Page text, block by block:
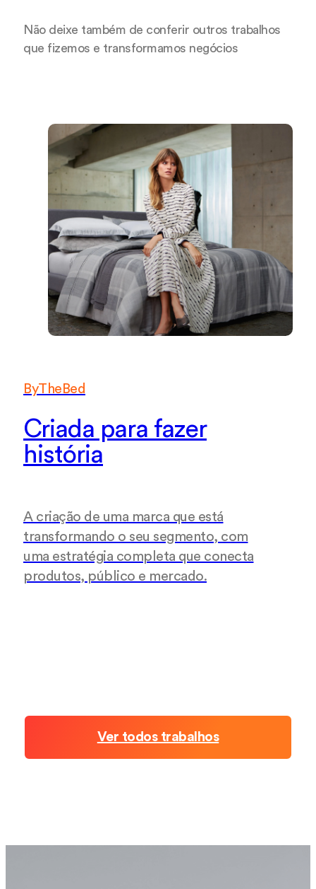
Não deixe também de conferir outros trabalhos
que fizemos e transformamos negócios
Ver todos trabalhos
ByTheBed
Criada para fazer
história
A criação de uma marca que está
transformando o seu segmento, com
uma estratégia completa que conecta
produtos, público e mercado.